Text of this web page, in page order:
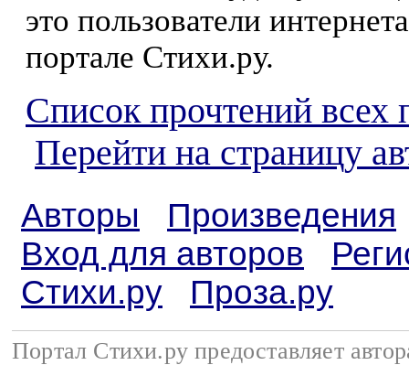
это пользователи
портале Стихи.ру.
Список прочтений всех
Перейти на страницу
Авторы
Произведения
Вход для авторов
Стихи.ру
Проза.ру
Портал Стихи.ру предоставляет